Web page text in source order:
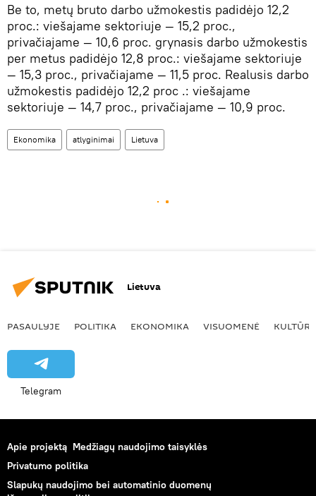
Be to, metų bruto darbo užmokestis padidėjo 12,2
proc.: viešajame sektoriuje — 15,2 proc.,
privačiajame — 10,6 proc. grynasis darbo užmokestis
per metus padidėjo 12,8 proc.: viešajame sektoriuje
— 15,3 proc., privačiajame — 11,5 proc. Realusis darbo
užmokestis padidėjo 12,2 proc .: viešajame
sektoriuje — 14,7 proc., privačiajame — 10,9 proc.
Ekonomika atlyginimai Lietuva
Lietuva
PASAULYJE POLITIKA EKONOMIKA VISUOMENĖ KULTŪRA
Telegram
Apie projektą Medžiagų naudojimo taisyklės
Privatumo politika
Slapukų naudojimo bei automatinio duomenų